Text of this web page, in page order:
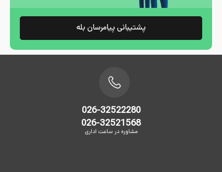
پشتیبانی پیامرسان بله
026-32522280
026-32521568
مشاوره در ساعت اداری